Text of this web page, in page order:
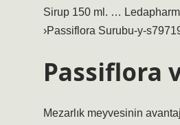
Sirup 150 ml. …
›Passiflora Surubu-y-
Passiflora
Mezarlık meyvesinin